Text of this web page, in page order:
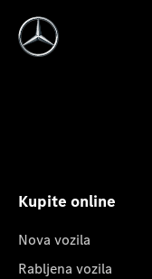
Kupite online
Nova vozila
Rabljena vozila